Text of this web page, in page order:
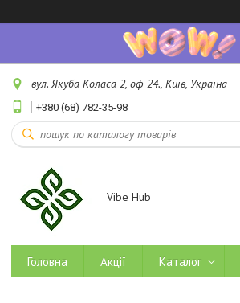
вул. Якуба Коласа 2, оф 24., Київ, Україна
+380 (68) 782-35-98
Vibe Hub
Головна Акції Каталог